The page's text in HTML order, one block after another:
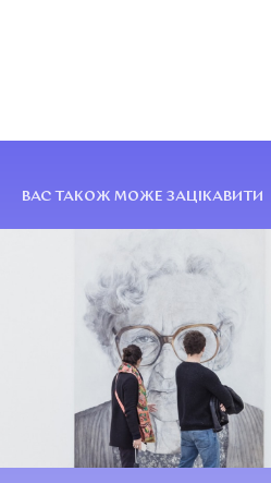
ВАС ТАКОЖ МОЖЕ ЗАЦІКАВИТИ